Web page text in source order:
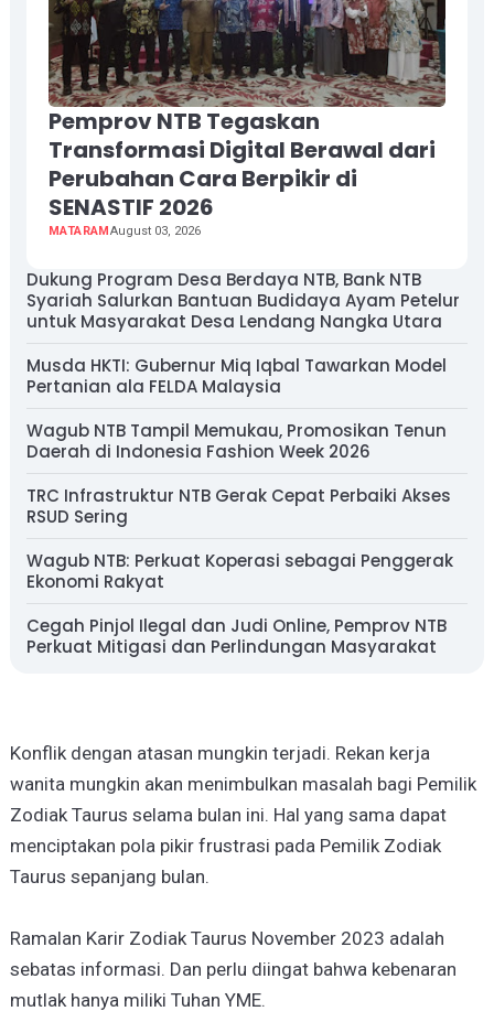
Pemprov NTB Tegaskan
Transformasi Digital Berawal dari
Perubahan Cara Berpikir di
SENASTIF 2026
MATARAMAugust 03, 2026
Dukung Program Desa Berdaya NTB, Bank NTB
Syariah Salurkan Bantuan Budidaya Ayam Petelur
untuk Masyarakat Desa Lendang Nangka Utara
Musda HKTI: Gubernur Miq Iqbal Tawarkan Model
Pertanian ala FELDA Malaysia
Wagub NTB Tampil Memukau, Promosikan Tenun
Daerah di Indonesia Fashion Week 2026
TRC Infrastruktur NTB Gerak Cepat Perbaiki Akses
RSUD Sering
Wagub NTB: Perkuat Koperasi sebagai Penggerak
Ekonomi Rakyat
Cegah Pinjol Ilegal dan Judi Online, Pemprov NTB
Perkuat Mitigasi dan Perlindungan Masyarakat
Konflik dengan atasan mungkin terjadi. Rekan kerja
wanita mungkin akan menimbulkan masalah bagi Pemilik
Zodiak Taurus selama bulan ini. Hal yang sama dapat
menciptakan pola pikir frustrasi pada Pemilik Zodiak
Taurus sepanjang bulan.
Ramalan Karir Zodiak Taurus November 2023 adalah
sebatas informasi. Dan perlu diingat bahwa kebenaran
mutlak hanya miliki Tuhan YME.